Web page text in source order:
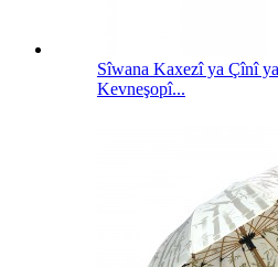
Sîwana Kaxezî ya Çînî
Kevneşopî...